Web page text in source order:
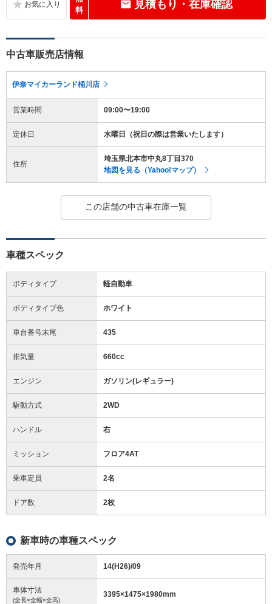
料
見積もり・在庫確認
中古車販売店情報
伊奈マイカーランド桶川店
営業時間 09:00〜19:00
定休日 水曜日（祝日の際は営業いたします）
住所
埼玉県北本市中丸8丁目370
地図を見る（Yahoo!マップ）
この店舗の中古車在庫一覧
車種スペック
ボディタイプ 軽自動車
ボディタイプ色 ホワイト
車台番号末尾 435
排気量 660cc
エンジン ガソリン(レギュラー)
駆動方式 2WD
ハンドル 右
ミッション フロア4AT
乗車定員 2名
ドア数 2枚
新車時の車種スペック
発売年月 14(H26)/09
車体寸法
(全長×全幅×全高)
3395×1475×1980mm